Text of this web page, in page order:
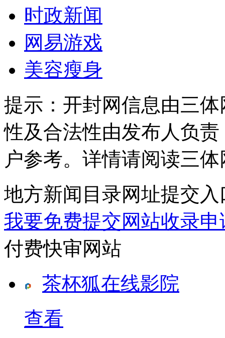
时政新闻
网易游戏
美容瘦身
提示： 开封网信息由三
性及合法性由发布人负
户参考。详情请阅读三
地方新闻目录网址提交入
我要免费提交网站收录申
付费快审网站
茶杯狐在线影院
查看